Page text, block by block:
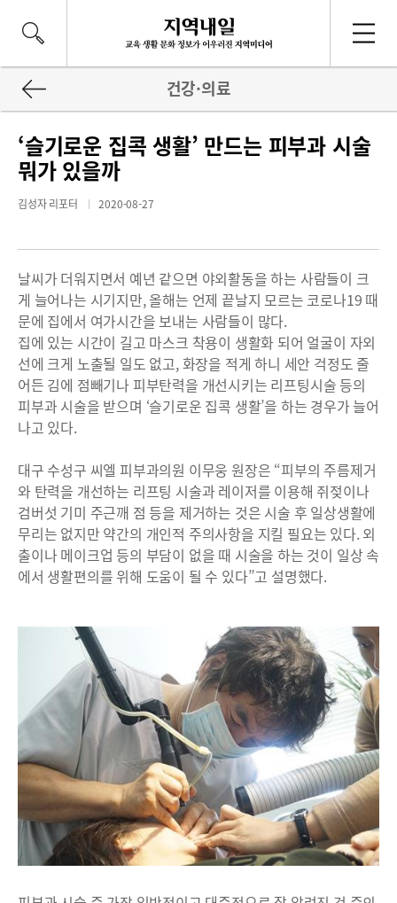
건강·의료
‘슬기로운 집콕 생활’ 만드는 피부과 시술
뭐가 있을까
김성자 리포터 2020-08-27
날씨가 더워지면서 예년 같으면 야외활동을 하는 사람들이 크
게 늘어나는 시기지만, 올해는 언제 끝날지 모르는 코로나19 때
문에 집에서 여가시간을 보내는 사람들이 많다.
집에 있는 시간이 길고 마스크 착용이 생활화 되어 얼굴이 자외
선에 크게 노출될 일도 없고, 화장을 적게 하니 세안 걱정도 줄
어든 김에 점빼기나 피부탄력을 개선시키는 리프팅시술 등의
피부과 시술을 받으며 ‘슬기로운 집콕 생활’을 하는 경우가 늘어
나고 있다.
대구 수성구 씨엘 피부과의원 이무웅 원장은 “피부의 주름제거
와 탄력을 개선하는 리프팅 시술과 레이저를 이용해 쥐젖이나
검버섯 기미 주근깨 점 등을 제거하는 것은 시술 후 일상생활에
무리는 없지만 약간의 개인적 주의사항을 지킬 필요는 있다. 외
출이나 메이크업 등의 부담이 없을 때 시술을 하는 것이 일상 속
에서 생활편의를 위해 도움이 될 수 있다”고 설명했다.